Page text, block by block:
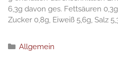
6,3g davon ges. Fettsäuren
Zucker 0,8g, Eiweiß 5,6g, Salz
Категории
Allgemein